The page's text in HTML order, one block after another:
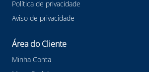
Política de privacidade
Aviso de privacidade
Área do Cliente
Minha Conta